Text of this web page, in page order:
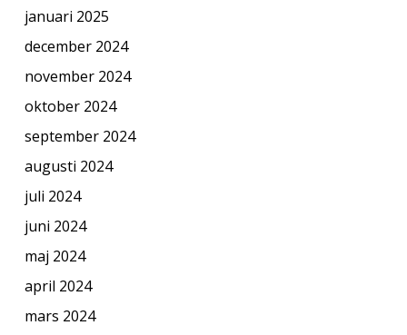
januari 2025
december 2024
november 2024
oktober 2024
september 2024
augusti 2024
juli 2024
juni 2024
maj 2024
april 2024
mars 2024